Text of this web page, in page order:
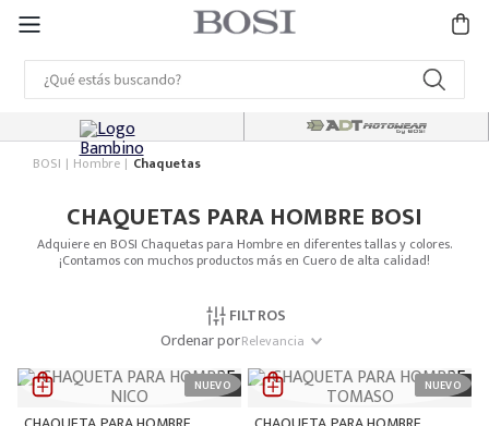
BOSI Hombre Chaquetas
CHAQUETAS PARA HOMBRE BOSI
Adquiere en BOSI Chaquetas para Hombre en diferentes tallas y colores.
¡Contamos con muchos productos más en Cuero de alta calidad!
FILTROS
Ordenar porRelevancia